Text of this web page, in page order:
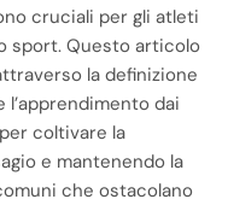
cruciali per gli atleti
sport. Questo articolo
la definizione
dai
coltivare la
e mantenendo la
che ostacolano